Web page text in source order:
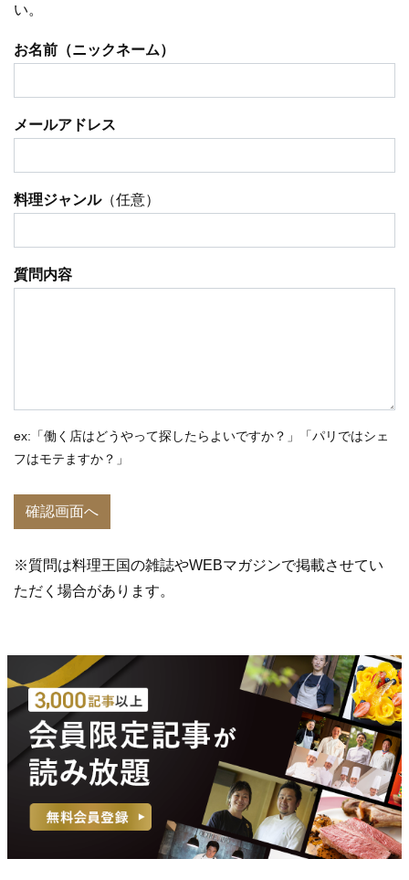
い。
お名前（ニックネーム）
メールアドレス
料理ジャンル（任意）
質問内容
ex:「働く店はどうやって探したらよいですか？」「パリではシェ
フはモテますか？」
※質問は料理王国の雑誌やWEBマガジンで掲載させてい
ただく場合があります。